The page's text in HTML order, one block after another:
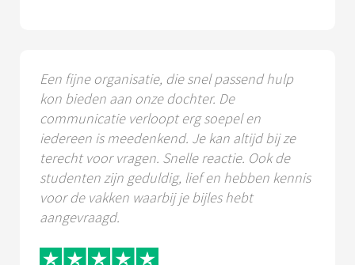
Een fijne organisatie, die snel passend hulp
kon bieden aan onze dochter. De
communicatie verloopt erg soepel en
iedereen is meedenkend. Je kan altijd bij ze
terecht voor vragen. Snelle reactie. Ook de
studenten zijn geduldig, lief en hebben kennis
voor de vakken waarbij je bijles hebt
aangevraagd.